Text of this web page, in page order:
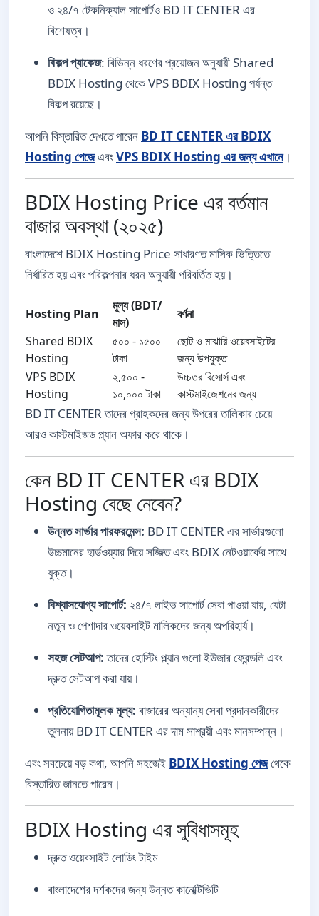
ও ২৪/৭ টেকনিক্যাল সাপোর্টও BD IT CENTER এর
বিশেষত্ব।
বিকল্প প্যাকেজ: বিভিন্ন ধরণের প্রয়োজন অনুযায়ী Shared
BDIX Hosting থেকে VPS BDIX Hosting পর্যন্ত
বিকল্প রয়েছে।
আপনি বিস্তারিত দেখতে পারেন BD IT CENTER এর BDIX
Hosting পেজেএবংVPS BDIX Hosting এর জন্য এখানে।
BDIX Hosting Price এর বর্তমান
বাজার অবস্থা (২০২৫)
বাংলাদেশে BDIX Hosting Price সাধারণত মাসিক ভিত্তিতে
নির্ধারিত হয় এবং পরিকল্পনার ধরন অনুযায়ী পরিবর্তিত হয়।
Hosting Plan
মূল্য (BDT/
মাস)
বর্ণনা
Shared BDIX
Hosting
৫০০ - ১৫০০
টাকা
ছোট ও মাঝারি ওয়েবসাইটের
জন্য উপযুক্ত
VPS BDIX
Hosting
২,৫০০ -
১০,০০০ টাকা
উচ্চতর রিসোর্স এবং
কাস্টমাইজেশনের জন্য
BD IT CENTER তাদের গ্রাহকদের জন্য উপরের তালিকার চেয়ে
আরও কাস্টমাইজড প্ল্যান অফার করে থাকে।
কেন BD IT CENTER এর BDIX
Hosting বেছে নেবেন?
উন্নত সার্ভার পারফরমেন্স: BD IT CENTER এর সার্ভারগুলো
উচ্চমানের হার্ডওয়্যার দিয়ে সজ্জিত এবং BDIX নেটওয়ার্কের সাথে
যুক্ত।
বিশ্বাসযোগ্য সাপোর্ট: ২৪/৭ লাইভ সাপোর্ট সেবা পাওয়া যায়, যেটা
নতুন ও পেশাদার ওয়েবসাইট মালিকদের জন্য অপরিহার্য।
সহজ সেটআপ:তাদের হোস্টিং প্ল্যান গুলো ইউজার ফ্রেন্ডলি এবং
দ্রুত সেটআপ করা যায়।
প্রতিযোগিতামূলক মূল্য: বাজারের অন্যান্য সেবা প্রদানকারীদের
তুলনায় BD IT CENTER এর দাম সাশ্রয়ী এবং মানসম্পন্ন।
এবং সবচেয়ে বড় কথা, আপনি সহজেই BDIX Hosting পেজথেকে
বিস্তারিত জানতে পারেন।
BDIX Hosting এর সুবিধাসমূহ
দ্রুত ওয়েবসাইট লোডিং টাইম
বাংলাদেশের দর্শকদের জন্য উন্নত কানেক্টিভিটি